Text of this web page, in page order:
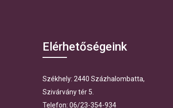
Elérhetőségeink
Székhely: 2440 Százhalombatta,
Szivárvány tér 5.
Telefon: 06/23-354-934